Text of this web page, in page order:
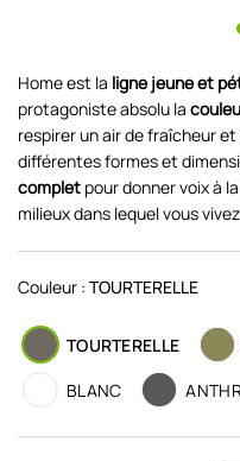
Home est la ligne jeune et
protagoniste absolu la
respirer un air de fraîcheur
différentes formes et
complet pour donner voix à la
milieux dans lequel vous
Couleur : TOURTERELLE
TOURTERELLE
BLANC